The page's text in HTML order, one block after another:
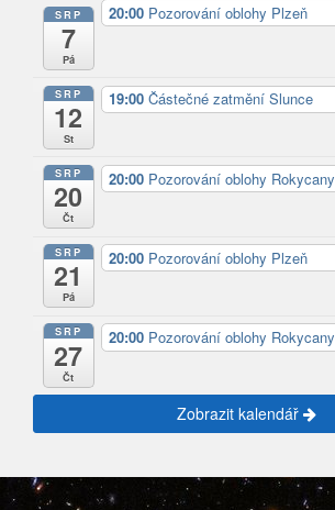
SRP
7
Pá
20:00 Pozorování oblohy Plzeň
SRP
12
St
19:00 Částečné zatmění Slunce
SRP
20
Čt
20:00 Pozorování oblohy Rokycany
SRP
21
Pá
20:00 Pozorování oblohy Plzeň
SRP
27
Čt
20:00 Pozorování oblohy Rokycany
Zobrazit kalendář